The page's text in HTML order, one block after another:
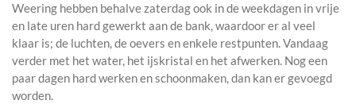
Weering hebben behalve zaterdag ook in de weekdagen in vrije
en late uren hard gewerkt aan de bank, waardoor er al veel
klaar is; de luchten, de oevers en enkele restpunten. Vandaag
verder met het water, het ijskristal en het afwerken. Nog een
paar dagen hard werken en schoonmaken, dan kan er gevoegd
worden.